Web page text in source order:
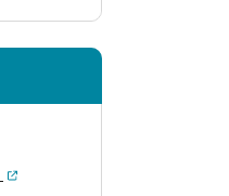
(ouverture dans un nouvel